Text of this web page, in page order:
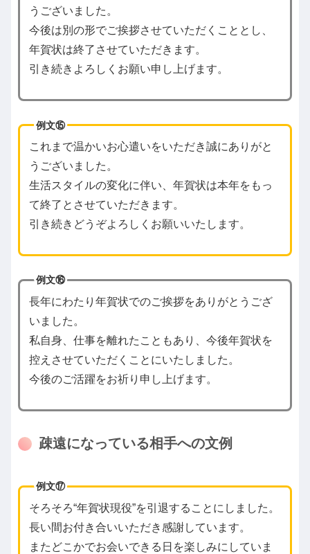
うございました。
今後は別の形でご挨拶させていただくこととし、
年賀状は終了させていただきます。
引き続きよろしくお願い申し上げます。
例文⑮
これまで温かいお心遣いをいただき誠にありがと
うございました。
生活スタイルの変化に伴い、年賀状は本年をもっ
て終了とさせていただきます。
引き続きどうぞよろしくお願いいたします。
例文⑯
長年にわたり年賀状でのご挨拶をありがとうござ
いました。
私自身、仕事を離れたこともあり、今後年賀状を
控えさせていただくことにいたしました。
今後のご活躍をお祈り申し上げます。
疎遠になっている相手への文例
例文⑰
そろそろ“年賀状現役”を引退することにしました。
長い間お付き合いいただき感謝しています。
またどこかでお会いできる日を楽しみにしていま